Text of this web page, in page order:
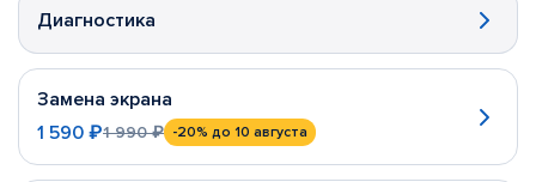
Диагностика
Замена экрана
1 590 ₽1 990 ₽ -20% до 10 августа